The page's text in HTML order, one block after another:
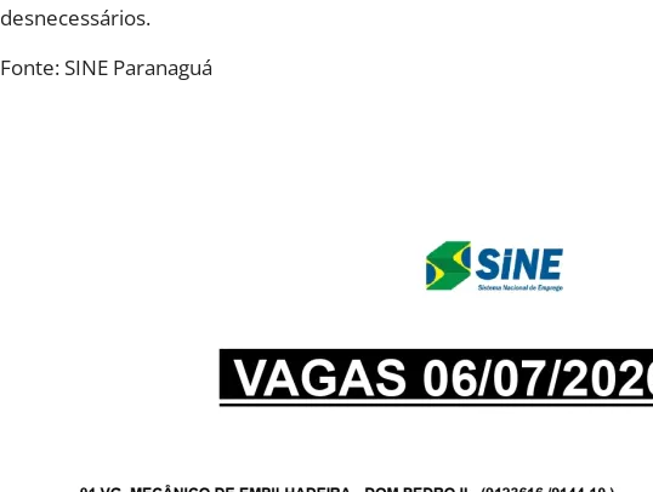
desnecessários.
Fonte: SINE Paranaguá